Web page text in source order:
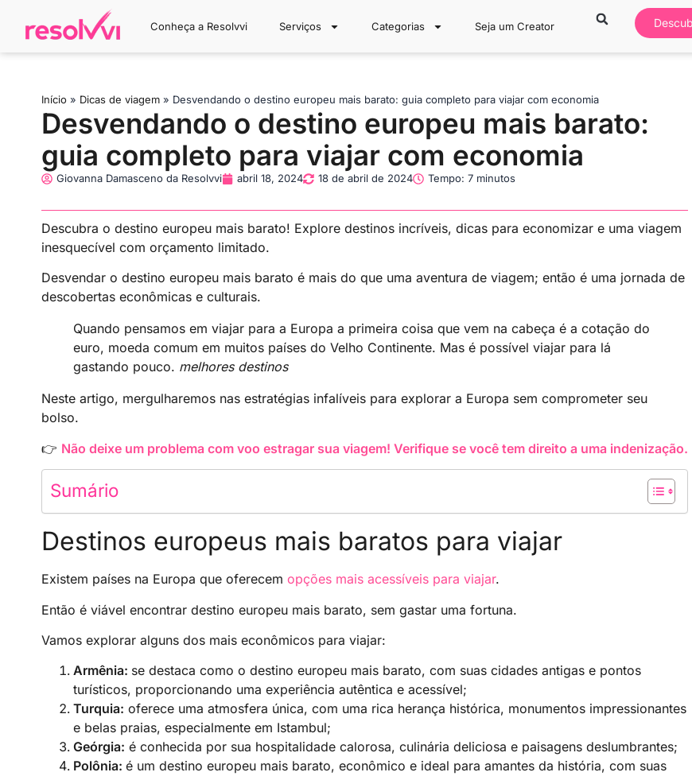
Conheça a Resolvvi Serviços Categorias Seja um Creator
Início » Dicas de viagem » Desvendando o destino europeu mais barato: guia completo para viajar com economia
Desvendando o destino europeu mais barato:
guia completo para viajar com economia
Giovanna Damasceno da Resolvvi abril 18, 2024 18 de abril de 2024 Tempo: 7 minutos
Descubra o destino europeu mais barato! Explore destinos incríveis, dicas para economizar e uma viagem
inesquecível com orçamento limitado.
Desvendar o destino europeu mais barato é mais do que uma aventura de viagem; então é uma jornada de
descobertas econômicas e culturais.
Quando pensamos em viajar para a Europa a primeira coisa que vem na cabeça é a cotação do
euro, moeda comum em muitos países do Velho Continente. Mas é possível viajar para lá
gastando pouco. melhores destinos
Neste artigo, mergulharemos nas estratégias infalíveis para explorar a Europa sem comprometer seu
bolso.
👉 Não deixe um problema com voo estragar sua viagem! Verifique se você tem direito a uma indenização.
Sumário
Destinos europeus mais baratos para viajar
Existem países na Europa que oferecem opções mais acessíveis para viajar.
Então é viável encontrar destino europeu mais barato, sem gastar uma fortuna.
Vamos explorar alguns dos mais econômicos para viajar:
Armênia: se destaca como o destino europeu mais barato, com suas cidades antigas e pontos
turísticos, proporcionando uma experiência autêntica e acessível;
Turquia: oferece uma atmosfera única, com uma rica herança histórica, monumentos impressionantes
e belas praias, especialmente em Istambul;
Geórgia: é conhecida por sua hospitalidade calorosa, culinária deliciosa e paisagens deslumbrantes;
Polônia: é um destino europeu mais barato, econômico e ideal para amantes da história, com suas